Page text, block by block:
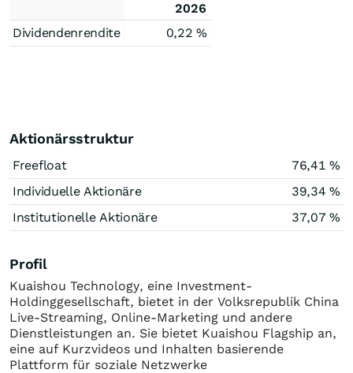
2026
Dividendenrendite
0,22 %
Aktionärsstruktur
Freefloat
76,41 %
Individuelle Aktionäre
39,34 %
Institutionelle Aktionäre
37,07 %
Profil
Kuaishou Technology, eine Investment-
Holdinggesellschaft, bietet in der Volksrepublik China
Live-Streaming, Online-Marketing und andere
Dienstleistungen an. Sie bietet Kuaishou Flagship an,
eine auf Kurzvideos und Inhalten basierende
Plattform für soziale Netzwerke